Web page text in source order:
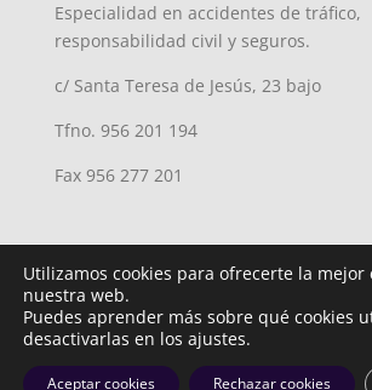
Especialidad en accidentes de tráfico,
responsabilidad civil y seguros.
c/ Santa Teresa de Jesús, 23 bajo
Tfno. 956 201 194
Fax 956 277 201
iNova Cloud. © Todos los
Utilizamos cookies para ofrecerte la mejor
nuestra web.
Puedes aprender más sobre qué cookies
desactivarlas en los ajustes.
Aceptar cookies Rechazar cookies